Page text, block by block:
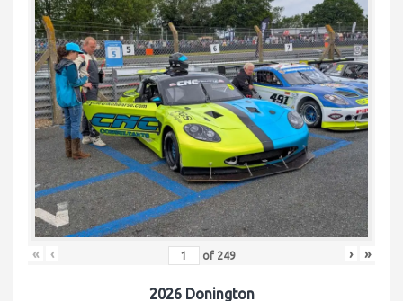
« ‹ of 249 › »
2026 Donington